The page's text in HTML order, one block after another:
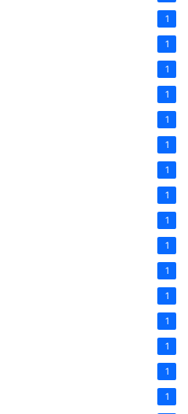
1
1
1
1
1
1
1
1
1
1
1
1
1
1
1
1